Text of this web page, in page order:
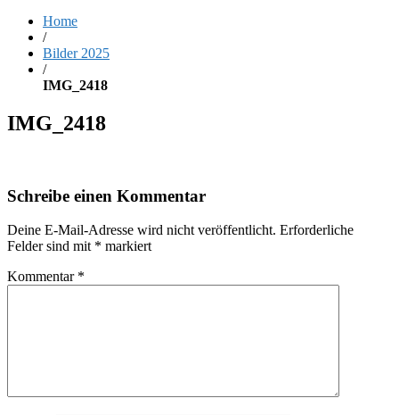
Home
/
Bilder 2025
/
IMG_2418
IMG_2418
Schreibe einen Kommentar
Deine E-Mail-Adresse wird nicht veröffentlicht. Erforderliche
Felder sind mit * markiert
Kommentar *